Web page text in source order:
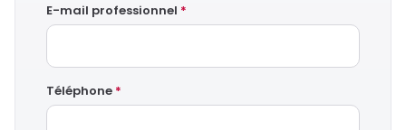
E-mail professionnel *
Téléphone *